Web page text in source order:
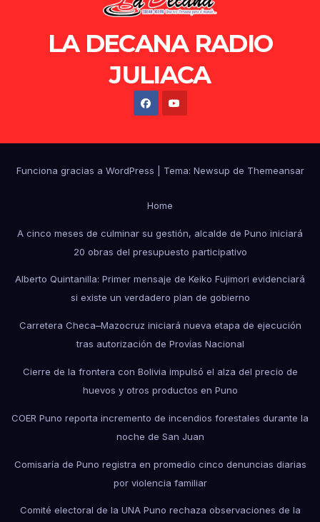
LA DECANA RADIO
JULIACA
Funciona gracias a WordPress Tema: Newsup de Themeansar
Home
A cinco meses de culminar su gestión, alcalde de Puno iniciará
20 obras del presupuesto participativo
Alberto Quintanilla: Primer mensaje de Keiko Fujimori evidenciará
si existe un verdadero plan de gobierno
Carretera Checa–Mazocruz iniciará nueva etapa de ejecución
tras autorización de Provías Nacional
Cierre de la frontera con Bolivia impulsó el alza del precio de
huevos y otros productos en Puno
COER Puno reporta incremento de incendios forestales durante la
noche de San Juan
Comisaría de Puno registra en promedio cinco denuncias diarias
por violencia familiar
Comité electoral de la UNA Puno rechaza observaciones de la